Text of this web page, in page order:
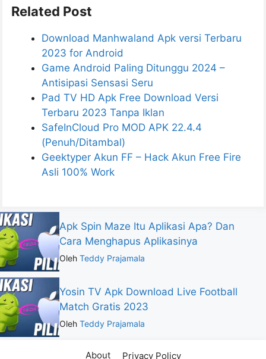
Related Post
Download Manhwaland Apk versi Terbaru
2023 for Android
Game Android Paling Ditunggu 2024 –
Antisipasi Sensasi Seru
Pad TV HD Apk Free Download Versi
Terbaru 2023 Tanpa Iklan
SafeInCloud Pro MOD APK 22.4.4
(Penuh/Ditambal)
Geektyper Akun FF – Hack Akun Free Fire
Asli 100% Work
Apk Spin Maze Itu Aplikasi Apa? Dan
Cara Menghapus Aplikasinya
Oleh Teddy Prajamala
Yosin TV Apk Download Live Football
Match Gratis 2023
Oleh Teddy Prajamala
About Privacy Policy